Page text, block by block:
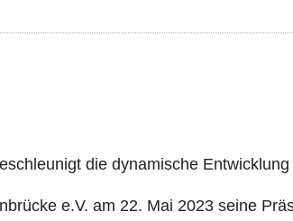
die dynamische
e.V. am 22. Mai 2023 seine